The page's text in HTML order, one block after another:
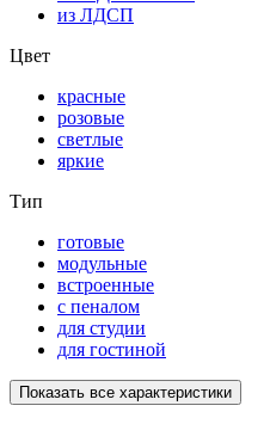
из ЛДСП
Цвет
красные
розовые
светлые
яркие
Тип
готовые
модульные
встроенные
с пеналом
для студии
для гостиной
Показать все характеристики